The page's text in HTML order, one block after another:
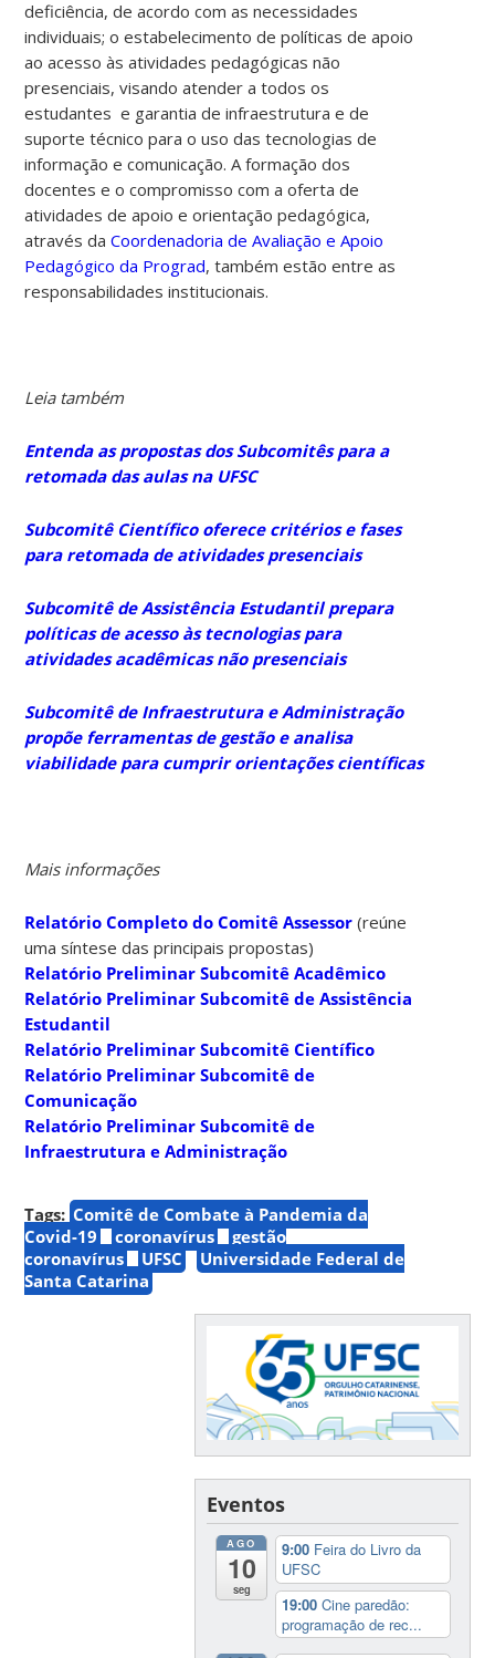
deficiência, de acordo com as necessidades
individuais; o estabelecimento de políticas de apoio
ao acesso às atividades pedagógicas não
presenciais, visando atender a todos os
estudantese garantia de infraestrutura e de
suporte técnico para o uso das tecnologias de
informação e comunicação. A formação dos
docentes e o compromisso com a oferta de
atividades de apoio e orientação pedagógica,
através daCoordenadoria de Avaliação e Apoio
Pedagógico da Prograd, também estão entre as
responsabilidades institucionais.
Leia também
Entenda as propostas dos Subcomitês para a
retomada das aulas na UFSC
Subcomitê Científico oferece critérios e fases
para retomada de atividades presenciais
Subcomitê de Assistência Estudantil prepara
políticas de acesso às tecnologias para
atividades acadêmicas não presenciais
Subcomitê de Infraestrutura e Administração
propõe ferramentas de gestão e analisa
viabilidade para cumprir orientações científicas
Mais informações
Relatório Completo do Comitê Assessor (reúne
uma síntese das principais propostas)
Relatório Preliminar Subcomitê Acadêmico
Relatório Preliminar Subcomitê de Assistência
Estudantil
Relatório Preliminar Subcomitê Científico
Relatório Preliminar Subcomitê de
Comunicação
Relatório Preliminar Subcomitê de
Infraestrutura e Administração
Tags: Comitê de Combate à Pandemia da
Covid-19
coronavírus
gestão
coronavírus
UFSC
Universidade Federal de
Santa Catarina
Eventos
AGO
10
seg
9:00 Feira do Livro da
UFSC
19:00Cine paredão:
programação de rec...